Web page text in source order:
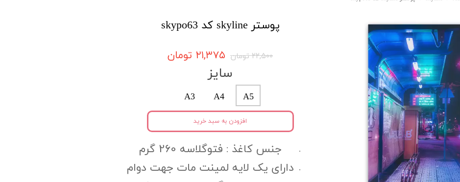
پوستر skyline کد skypo63
۲۲,۵۰۰ تومان ۲۱,۳۷۵ تومان
جنس کاغذ :‌ فتوگلاسه 260 گرم
دارای یک لایه لمینت مات جهت دوام
سایز
A5
A4
A3
افزودن به سبد خرید